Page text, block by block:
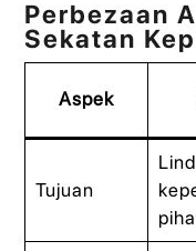
Perbezaan
Sekatan
Aspek
Tujuan